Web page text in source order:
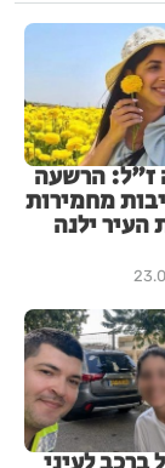
ז"ל: הרשעה
מחמירות
ילנה